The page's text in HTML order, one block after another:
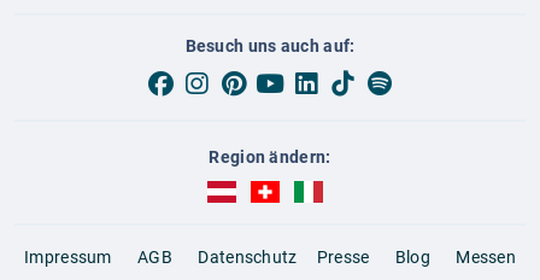
Besuch uns auch auf:
Region ändern:
AUBI-plus Österreich (deutsch)
AUBI-plus Schweiz (deutsch)
AUBI-plus Italien (deutsch)
Impressum AGB Datenschutz Presse Blog Messen